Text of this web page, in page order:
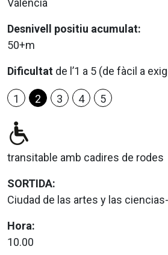
Valencia
Desnivell positiu acumulat:
50+m
Dificultat de l’1 a 5 (de fàcil a
1 2 3 4 5
transitable amb cadires de rodes
SORTIDA:
Ciudad de las artes y las ciencias-
Hora:
10.00